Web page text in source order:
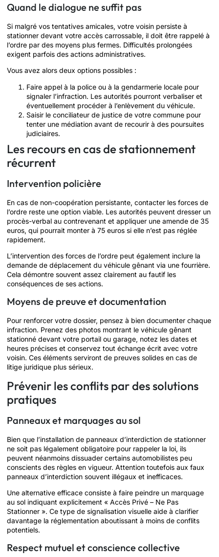
Quand le dialogue ne suffit pas
Si malgré vos tentatives amicales, votre voisin persiste à
stationner devant votre accès carrossable, il doit être rappelé à
l’ordre par des moyens plus fermes. Difficultés prolongées
exigent parfois des actions administratives.
Vous avez alors deux options possibles :
Faire appel à la police ou à la gendarmerie locale pour
signaler l’infraction. Les autorités pourront verbaliser et
éventuellement procéder à l’enlèvement du véhicule.
Saisir le conciliateur de justice de votre commune pour
tenter une médiation avant de recourir à des poursuites
judiciaires.
Les recours en cas de stationnement
récurrent
Intervention policière
En cas de non-coopération persistante, contacter les forces de
l’ordre reste une option viable. Les autorités peuvent dresser un
procès-verbal au contrevenant et appliquer une amende de 35
euros, qui pourrait monter à 75 euros si elle n’est pas réglée
rapidement.
L’intervention des forces de l’ordre peut également inclure la
demande de déplacement du véhicule gênant via une fourrière.
Cela démontre souvent assez clairement au fautif les
conséquences de ses actions.
Moyens de preuve et documentation
Pour renforcer votre dossier, pensez à bien documenter chaque
infraction. Prenez des photos montrant le véhicule gênant
stationné devant votre portail ou garage, notez les dates et
heures précises et conservez tout échange écrit avec votre
voisin. Ces éléments serviront de preuves solides en cas de
litige juridique plus sérieux.
Prévenir les conflits par des solutions
pratiques
Panneaux et marquages au sol
Bien que l’installation de panneaux d’interdiction de stationner
ne soit pas légalement obligatoire pour rappeler la loi, ils
peuvent néanmoins dissuader certains automobilistes peu
conscients des règles en vigueur. Attention toutefois aux faux
panneaux d’interdiction souvent illégaux et inefficaces.
Une alternative efficace consiste à faire peindre un marquage
au sol indiquant explicitement « Accès Privé – Ne Pas
Stationner ». Ce type de signalisation visuelle aide à clarifier
davantage la réglementation aboutissant à moins de conflits
potentiels.
Respect mutuel et conscience collective